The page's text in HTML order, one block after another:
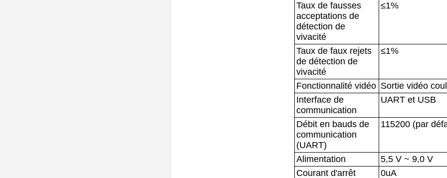
Taux de fausses
acceptations de
détection de
vivacité
≤1%
Taux de faux rejets
de détection de
vivacité
≤1%
Fonctionnalité vidéo Sortie vidéo
Interface de
communication
UART et USB
Débit en bauds de
communication
(UART)
115200 (par
Alimentation
5,5 V ~ 9,0 V
Courant d'arrêt
0uA